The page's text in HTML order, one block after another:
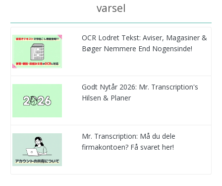
varsel
OCR Lodret Tekst: Aviser, Magasiner &
Bøger Nemmere End Nogensinde!
Godt Nytår 2026: Mr. Transcription's
Hilsen & Planer
Mr. Transcription: Må du dele
firmakontoen? Få svaret her!